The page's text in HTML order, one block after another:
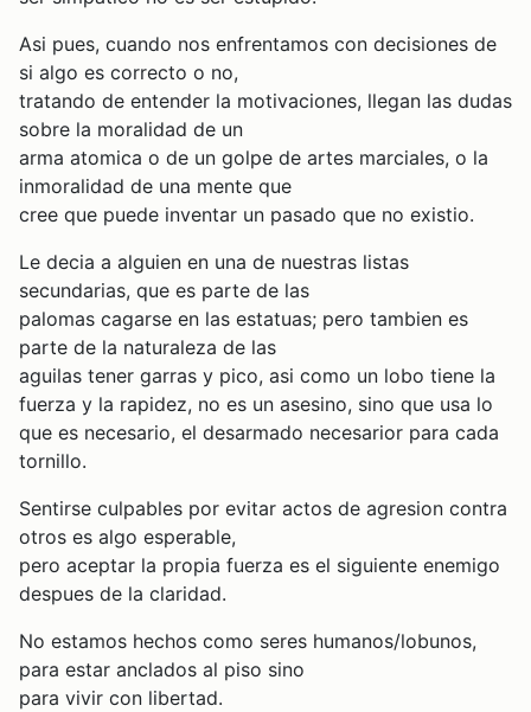
Asi pues, cuando nos enfrentamos con decisiones de
si algo es correcto o no,
tratando de entender la motivaciones, llegan las dudas
sobre la moralidad de un
arma atomica o de un golpe de artes marciales, o la
inmoralidad de una mente que
cree que puede inventar un pasado que no existio.
Le decia a alguien en una de nuestras listas
secundarias, que es parte de las
palomas cagarse en las estatuas; pero tambien es
parte de la naturaleza de las
aguilas tener garras y pico, asi como un lobo tiene la
fuerza y la rapidez, no es un asesino, sino que usa lo
que es necesario, el desarmado necesarior para cada
tornillo.
Sentirse culpables por evitar actos de agresion contra
otros es algo esperable,
pero aceptar la propia fuerza es el siguiente enemigo
despues de la claridad.
No estamos hechos como seres humanos/lobunos,
para estar anclados al piso sino
para vivir con libertad.